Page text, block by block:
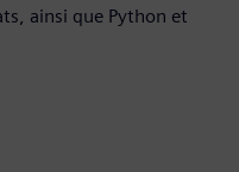
ainsi que Python et